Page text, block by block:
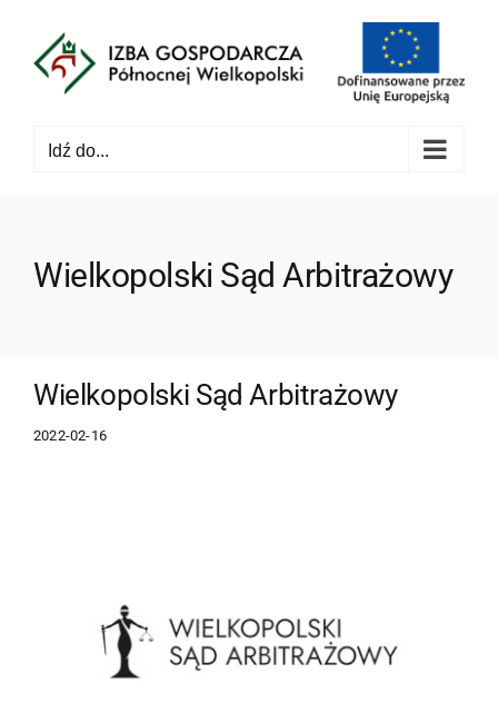
zawartości
Idź do...
Wielkopolski Sąd Arbitrażowy
Wielkopolski Sąd Arbitrażowy
2022-02-16